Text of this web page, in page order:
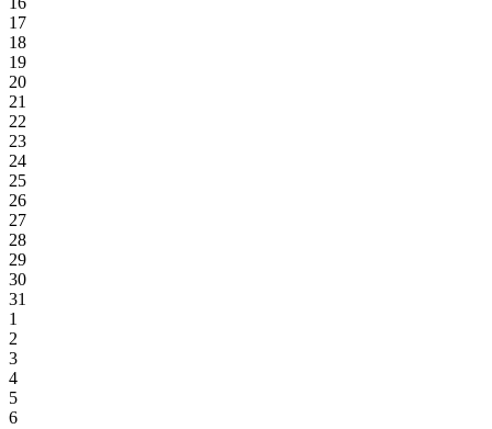
17
18
19
20
21
22
23
24
25
26
27
28
29
30
31
1
2
3
4
5
6